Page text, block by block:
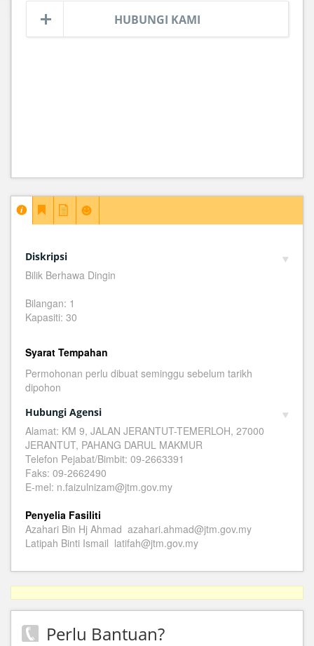
HUBUNGI KAMI
Diskripsi
Bilik Berhawa Dingin
Bilangan: 1
Kapasiti: 30
Syarat Tempahan
Permohonan perlu dibuat seminggu sebelum tarikh
dipohon
Hubungi Agensi
Alamat: KM 9, JALAN JERANTUT-TEMERLOH, 27000
JERANTUT, PAHANG DARUL MAKMUR
Telefon Pejabat/Bimbit: 09-2663391
Faks: 09-2662490
E-mel: n.faizulnizam@jtm.gov.my
Penyelia Fasiliti
Azahari Bin Hj Ahmad azahari.ahmad@jtm.gov.my
Latipah Binti Ismail latifah@jtm.gov.my
Perlu Bantuan?